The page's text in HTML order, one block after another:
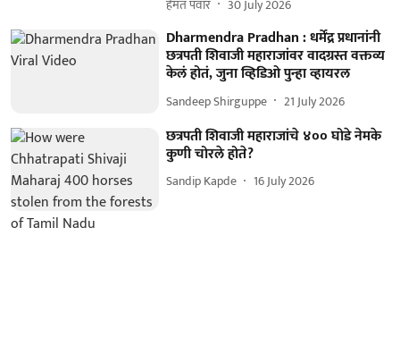
हेमंत पवार 30 July 2026
Dharmendra Pradhan : धर्मेंद्र प्रधानांनी
छत्रपती शिवाजी महाराजांवर वादग्रस्त वक्तव्य
केलं होतं, जुना व्हिडिओ पुन्हा व्हायरल
Sandeep Shirguppe 21 July 2026
छत्रपती शिवाजी महाराजांचे ४०० घोडे नेमके
कुणी चोरले होते?
Sandip Kapde 16 July 2026